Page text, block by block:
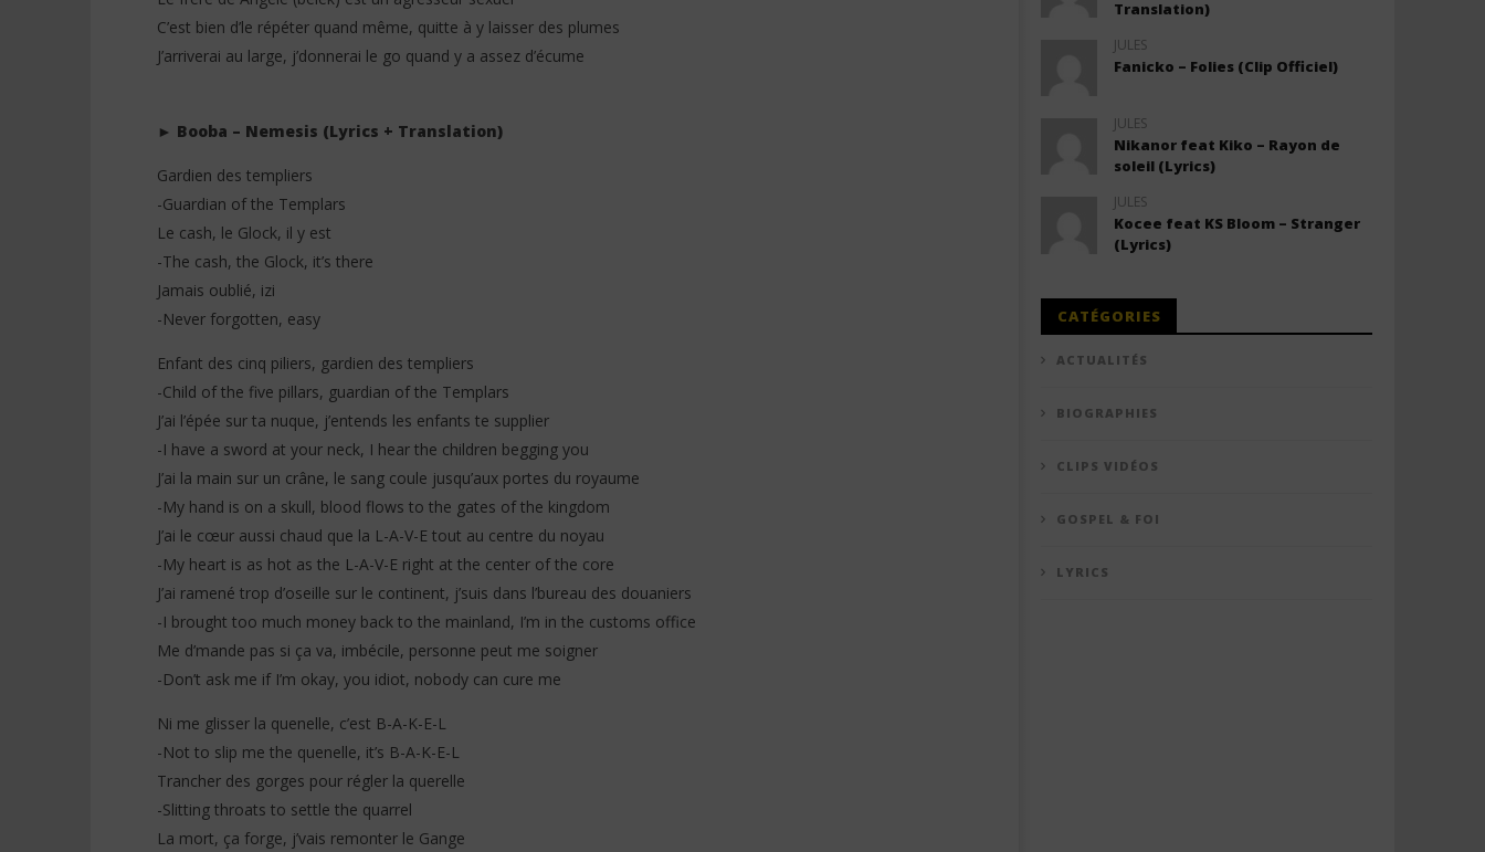
C’est bien d’le répéter quand même, quitte à y laisser des plumes
J’arriverai au large, j’donnerai le go quand y a assez d’écume
► Booba – Nemesis (Lyrics + Translation)
Gardien des templiers
-Guardian of the Templars
Le cash, le Glock, il y est
-The cash, the Glock, it’s there
Jamais oublié, izi
-Never forgotten, easy
Enfant des cinq piliers, gardien des templiers
-Child of the five pillars, guardian of the Templars
J’ai l’épée sur ta nuque, j’entends les enfants te supplier
-I have a sword at your neck, I hear the children begging you
J’ai la main sur un crâne, le sang coule jusqu’aux portes du royaume
-My hand is on a skull, blood flows to the gates of the kingdom
J’ai le cœur aussi chaud que la L-A-V-E tout au centre du noyau
-My heart is as hot as the L-A-V-E right at the center of the core
J’ai ramené trop d’oseille sur le continent, j’suis dans l’bureau des douaniers
-I brought too much money back to the mainland, I’m in the customs office
Me d’mande pas si ça va, imbécile, personne peut me soigner
-Don’t ask me if I’m okay, you idiot, nobody can cure me
Ni me glisser la quenelle, c’est B-A-K-E-L
-Not to slip me the quenelle, it’s B-A-K-E-L
Trancher des gorges pour régler la querelle
-Slitting throats to settle the quarrel
La mort, ça forge, j’vais remonter le Gange
Translation)
JULES
Fanicko – Folies (Clip Officiel)
JULES
Nikanor feat Kiko – Rayon de
soleil (Lyrics)
JULES
Kocee feat KS Bloom – Stranger
(Lyrics)
CATÉGORIES
ACTUALITÉS
BIOGRAPHIES
CLIPS VIDÉOS
GOSPEL & FOI
LYRICS